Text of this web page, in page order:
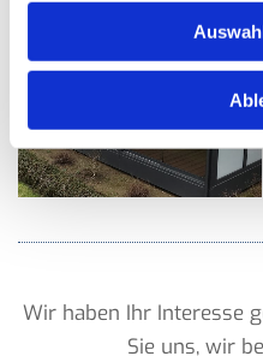
Wir haben Ihr Interesse
Sie uns, wir